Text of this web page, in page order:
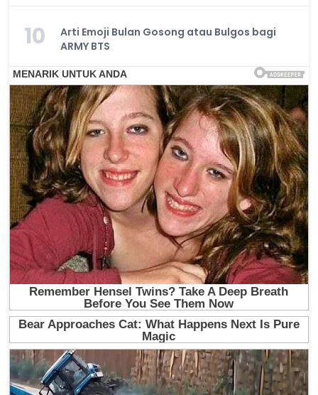
10
Arti Emoji Bulan Gosong atau Bulgos bagi
ARMY BTS